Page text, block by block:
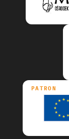
PATRON